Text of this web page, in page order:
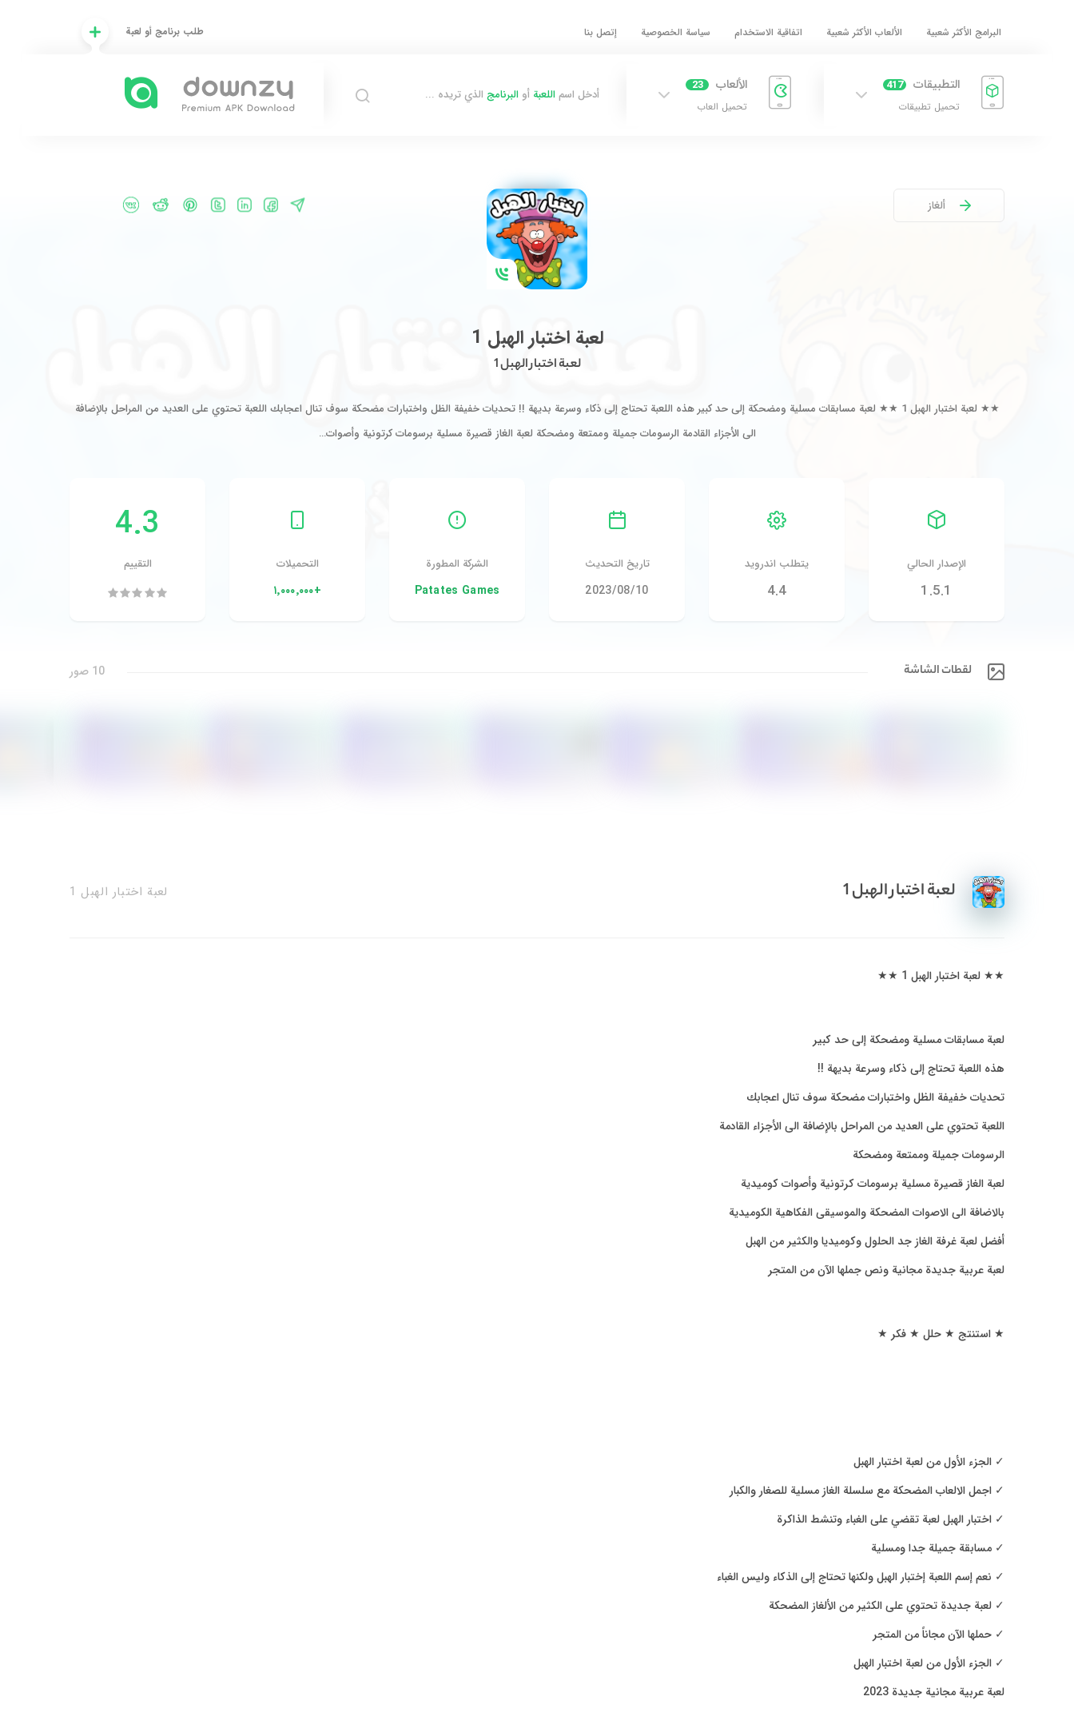
البرامج الأكثر شعبية الألعاب الأكثر شعبية اتفاقية الاستخدام سياسة الخصوصية إتصل بنا طلب برنامج أو لعبة
التطبيقات 417
تحميل تطبيقات
الألعاب 23
تحميل العاب
أدخل اسم اللعبة أو البرنامج الذي تريده ...
ألغاز
لعبة اختبار الهبل 1
لعبة اختبار الهبل 1
★★ لعبة اختبار الهبل 1 ★★ لعبة مسابقات مسلية ومضحكة إلى حد كبير هذه اللعبة تحتاج إلى ذكاء وسرعة بديهة !! تحديات خفيفة الظل واختبارات مضحكة سوف تنال اعجابك اللعبة تحتوي على العديد من المراحل بالإضافة
الى الأجزاء القادمة الرسومات جميلة وممتعة ومضحكة لعبة الغاز قصيرة مسلية برسومات كرتونية وأصوات…
الإصدار الحالي
1.5.1
يتطلب اندرويد
4.4
تاريخ التحديث
10‏/08‏/2023
الشركة المطورة
Patates Games
التحميلات
+١٬٠٠٠٬٠٠٠
4.3
التقييم
لقطات الشاشة 10 صور
لعبة اختبار الهبل 1 لعبة اختبار الهبل 1
★★ لعبة اختبار الهبل 1 ★★
لعبة مسابقات مسلية ومضحكة إلى حد كبير
هذه اللعبة تحتاج إلى ذكاء وسرعة بديهة !!
تحديات خفيفة الظل واختبارات مضحكة سوف تنال اعجابك
اللعبة تحتوي على العديد من المراحل بالإضافة الى الأجزاء القادمة
الرسومات جميلة وممتعة ومضحكة
لعبة الغاز قصيرة مسلية برسومات كرتونية وأصوات كوميدية
بالاضافة الى الاصوات المضحكة والموسيقى الفكاهية الكوميدية
أفضل لعبة غرفة الغاز جد الحلول وكوميديا والكثير من الهبل
لعبة عربية جديدة مجانية ونص جملها الآن من المتجر
★ استنتج ★ حلل ★ فكر ★
✓ الجزء الأول من لعبة اختبار الهبل
✓ اجمل الالعاب المضحكة مع سلسلة الغاز مسلية للصغار والكبار
✓ اختبار الهبل لعبة تقضي على الغباء وتنشط الذاكرة
✓ مسابقة جميلة جدا ومسلية
✓ نعم إسم اللعبة إختبار الهبل ولكنها تحتاج إلى الذكاء وليس الغباء
✓ لعبة جديدة تحتوي على الكثير من الألغاز المضحكة
✓ حملها الآن مجاناً من المتجر
✓ الجزء الأول من لعبة اختبار الهبل
لعبة عربية مجانية جديدة 2023